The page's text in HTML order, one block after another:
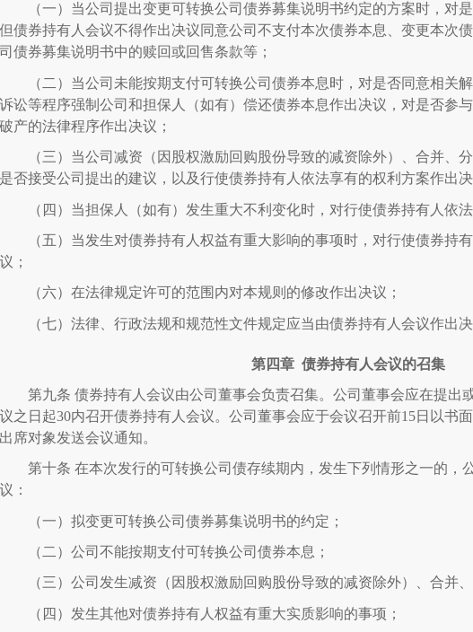
（一）当公司提出变更可转换公司债券募集说明书约定的方案时，对
但债券持有人会议不得作出决议同意公司不支付本次债券本息、变更本次
司债券募集说明书中的赎回或回售条款等；
（二）当公司未能按期支付可转换公司债券本息时，对是否同意相关
诉讼等程序强制公司和担保人（如有）偿还债券本息作出决议，对是否参
破产的法律程序作出决议；
（三）当公司减资（因股权激励回购股份导致的减资除外）、合并、
是否接受公司提出的建议，以及行使债券持有人依法享有的权利方案作出决
（四）当担保人（如有）发生重大不利变化时，对行使债券持有人依
（五）当发生对债券持有人权益有重大影响的事项时，对行使债券持
议；
（六）在法律规定许可的范围内对本规则的修改作出决议；
（七）法律、行政法规和规范性文件规定应当由债券持有人会议作出决
第四章 债券持有人会议的召集
第九条 债券持有人会议由公司董事会负责召集。公司董事会应在提出
议之日起30内召开债券持有人会议。公司董事会应于会议召开前15日以书
出席对象发送会议通知。
第十条 在本次发行的可转换公司债存续期内，发生下列情形之一的，
议：
（一）拟变更可转换公司债券募集说明书的约定；
（二）公司不能按期支付可转换公司债券本息；
（三）公司发生减资（因股权激励回购股份导致的减资除外）、合并
（四）发生其他对债券持有人权益有重大实质影响的事项；